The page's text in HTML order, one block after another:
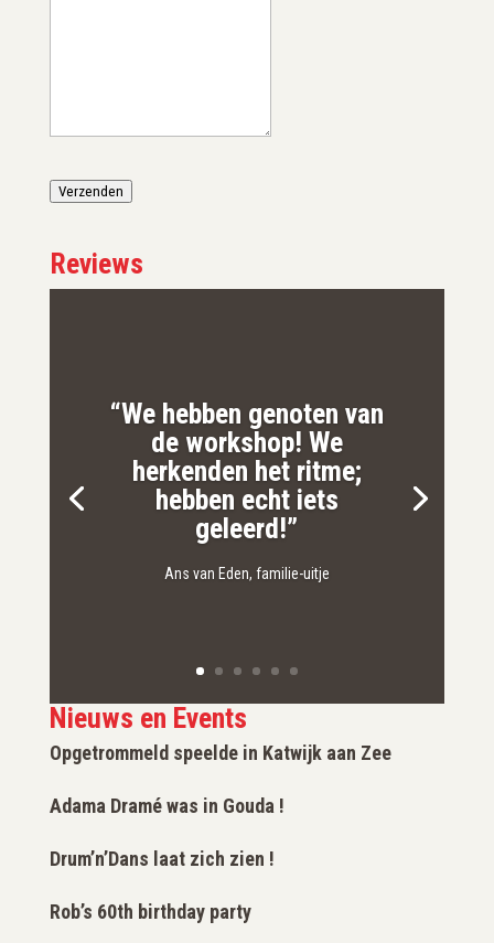
Verzenden
Reviews
“We hebben genoten van
de workshop! We
herkenden het ritme;
hebben echt iets
geleerd!”
Ans van Eden, familie-uitje
Nieuws en Events
Opgetrommeld speelde in Katwijk aan Zee
Adama Dramé was in Gouda !
Drum’n’Dans laat zich zien !
Rob’s 60th birthday party